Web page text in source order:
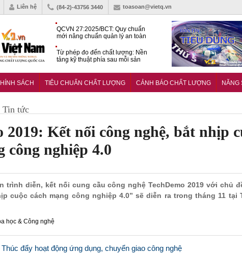
Liên hệ (84-2)-43756 3440 toasoan@vietq.vn
QCVN 27:2025/BCT: Quy chuẩn
mới nâng chuẩn quản lý an toàn
Từ phép đo đến chất lượng: Nền
tảng kỹ thuật phía sau mỗi sản
của quy hoạch đô thị tri thức tại
SÁCH TIÊU CHUẨN CHẤT LƯỢNG CẢNH BÁO CHẤT LƯỢNG NĂNG
Tin tức
2019: Kết nối công nghệ, bắt nhịp
công nghiệp 4.0
trình diễn, kết nối cung cầu công nghệ TechDemo 2019 với chủ
cuộc cách mạng công nghiệp 4.0” sẽ diễn ra trong tháng 11 tại
học & Công nghệ
đẩy hoạt động ứng dụng, chuyển giao công nghệ